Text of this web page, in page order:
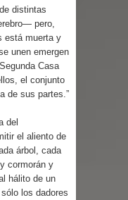
distintas
pero,
está muerta y
unen emergen
Casa
el conjunto
de sus partes.”
del
el aliento de
árbol, cada
cormorán y
hálito de un
los dadores